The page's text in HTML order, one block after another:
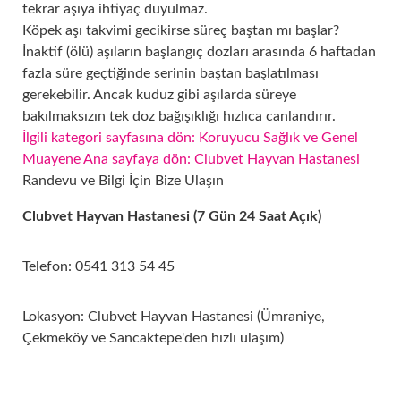
tekrar aşıya ihtiyaç duyulmaz.
Köpek aşı takvimi gecikirse süreç baştan mı başlar?
İnaktif (ölü) aşıların başlangıç dozları arasında 6 haftadan
fazla süre geçtiğinde serinin baştan başlatılması
gerekebilir. Ancak kuduz gibi aşılarda süreye
bakılmaksızın tek doz bağışıklığı hızlıca canlandırır.
İlgili kategori sayfasına dön: Koruyucu Sağlık ve Genel
MuayeneAna sayfaya dön: Clubvet Hayvan Hastanesi
Randevu ve Bilgi İçin Bize Ulaşın
Clubvet Hayvan Hastanesi (7 Gün 24 Saat Açık)
Telefon: 0541 313 54 45
Lokasyon: Clubvet Hayvan Hastanesi (Ümraniye,
Çekmeköy ve Sancaktepe'den hızlı ulaşım)